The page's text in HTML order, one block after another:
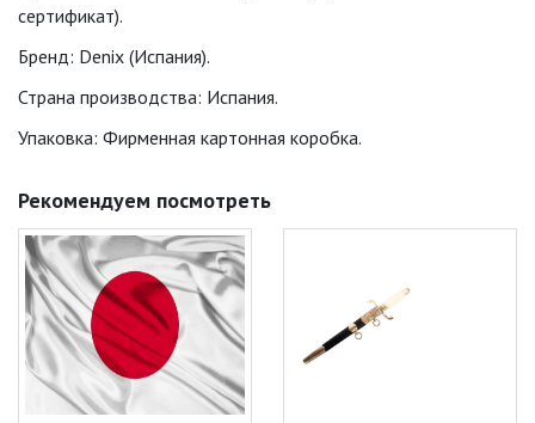
сертификат).
Бренд: Denix (Испания).
Страна производства: Испания.
Упаковка: Фирменная картонная коробка.
Рекомендуем посмотреть